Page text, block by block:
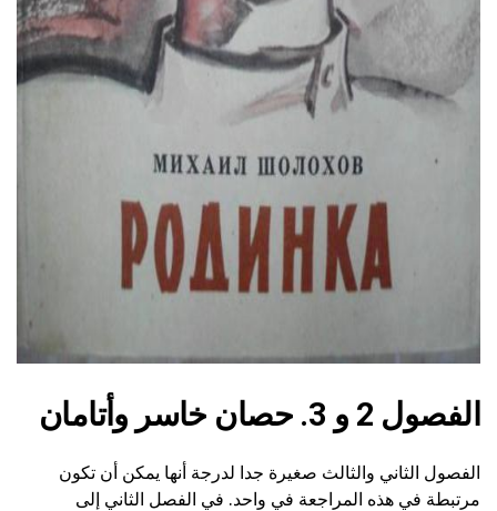
ad
الفصول 2 و 3. حصان خاسر وأتامان
الفصول الثاني والثالث صغيرة جدا لدرجة أنها يمكن أن تكون
مرتبطة في هذه المراجعة في واحد. في الفصل الثاني إلى